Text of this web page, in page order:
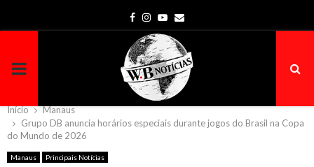
Facebook
Instagram
Youtube
Email
PRIMARY
MENU
Início
Manaus
Grupo DB anuncia horários especiais durante jogos do Brasil na Copa
do Mundo de 2026
Manaus Principais Notícias